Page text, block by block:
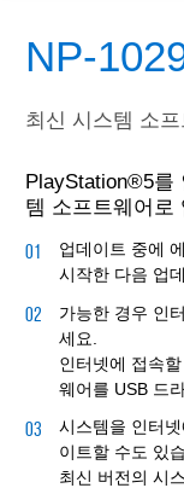
NP-
최신 시스템 소
PlayStation®5를
템 소프트웨어로
업데이트 중에
시작한 다음 업
가능한 경우 인
세요.
인터넷에 접속
웨어를 USB 드
시스템을 인터
이트할 수도 있
최신 버전의 시